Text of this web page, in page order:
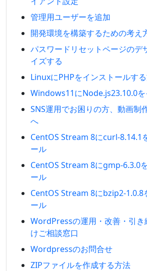
管理用ユーザーを追加
開発環境を構築するための考え
パスワードリセットページのデ
イズする
LinuxにPHPをインストールす
Windows11にNode.js23.10.0
SNS運用でお困りの方、動画制
へ
CentOS Stream 8にcurl-8.14.1
ール
CentOS Stream 8にgmp-6.3.0
ール
CentOS Stream 8にbzip2-1.0.8
ール
WordPressの運用・改善・引き
けご相談窓口
Wordpressのお問合せ
ZIPファイルを作成する方法